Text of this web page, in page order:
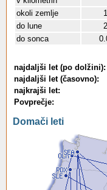
okoli zemlje
do lune
do sonca
najdaljši let (po dolžini):
najdaljši let (časovno):
najkrajši let:
Povprečje:
Domači leti